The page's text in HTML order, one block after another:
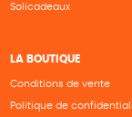
Solicadeaux
LA BOUTIQUE
Conditions de vente
Politique de